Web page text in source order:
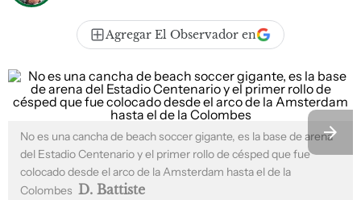
Agregar El Observador en
No es una cancha de beach soccer gigante, es la base de arena
del Estadio Centenario y el primer rollo de césped que fue
colocado desde el arco de la Amsterdam hasta el de la
Colombes D. Battiste